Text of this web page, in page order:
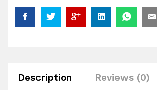
Description
Reviews (0)